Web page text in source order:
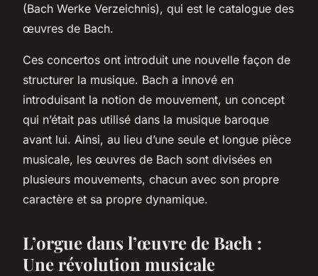
(Bach Werke Verzeichnis), qui est le catalogue des
œuvres de Bach.
Ces concertos ont introduit une nouvelle façon de
structurer la musique. Bach a innové en
introduisant la notion de mouvement, un concept
qui n’était pas utilisé dans la musique baroque
avant lui. Ainsi, au lieu d’une seule et longue pièce
musicale, les œuvres de Bach sont divisées en
plusieurs mouvements, chacun avec son propre
caractère et sa propre dynamique.
L’orgue dans l’œuvre de Bach :
Une révolution musicale